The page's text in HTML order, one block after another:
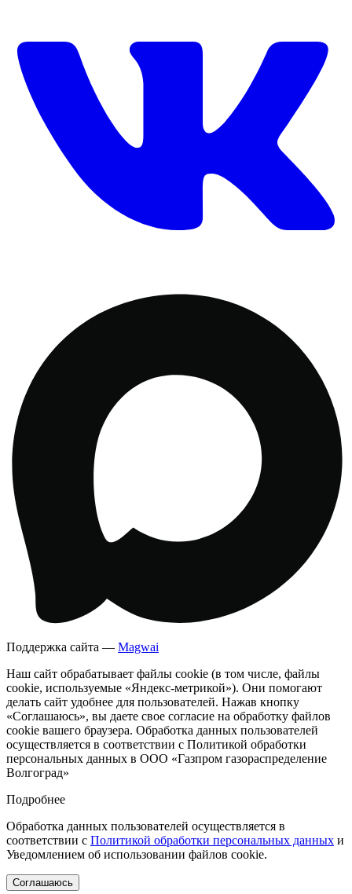
Поддержка сайта — Magwai
Наш сайт обрабатывает файлы cookie (в том числе, файлы
cookie, используемые «Яндекс-метрикой»). Они помогают
делать сайт удобнее для пользователей. Нажав кнопку
«Соглашаюсь», вы даете свое согласие на обработку файлов
cookie вашего браузера. Обработка данных пользователей
осуществляется в соответствии с Политикой обработки
персональных данных в ООО «Газпром газораспределение
Волгоград»
Подробнее
Обработка данных пользователей осуществляется в
соответствии с Политикой обработки персональных данных и
Уведомлением об использовании файлов cookie.
Соглашаюсь